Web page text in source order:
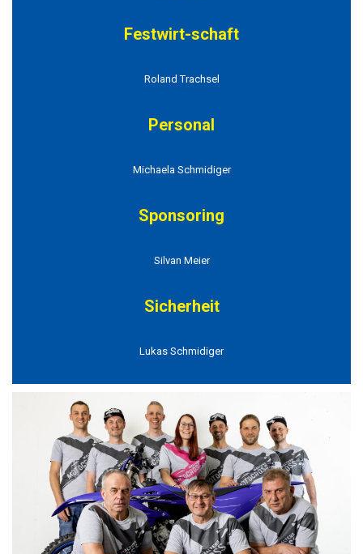
Festwirt-schaft
Roland Trachsel
Personal
Michaela Schmidiger
Sponsoring
Silvan Meier
Sicherheit
Lukas Schmidiger